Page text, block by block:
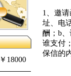
￥18000
1 、邀
址、电
酬； b
谁支付；
保信的